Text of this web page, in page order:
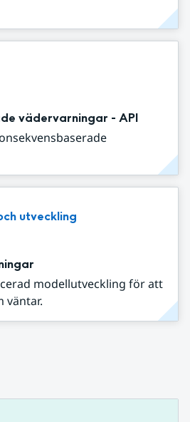
vädervarningar - API
utveckling
modellutveckling för att
väntar.